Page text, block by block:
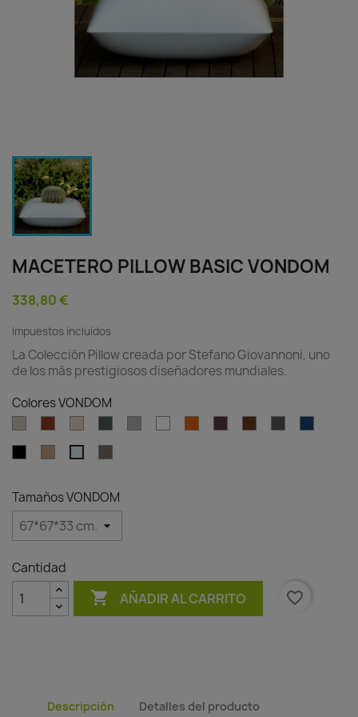
MACETERO PILLOW BASIC VONDOM
338,80 €
Impuestos incluidos
La Colección Pillow creada por Stefano Giovannoni, uno
de los más prestigiosos diseñadores mundiales.
Colores VONDOM
Tamaños VONDOM
Cantidad
 AÑADIR AL CARRITO favorite_border
Descripción Detalles del producto